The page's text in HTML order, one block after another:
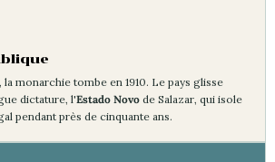
monarchie tombe en 1910. Le pays glisse
dictature, l'Estado Novode Salazar, qui isole
pendant près de cinquante ans.